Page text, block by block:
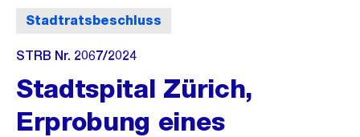
Stadtratsbeschluss
STRB Nr. 2067/2024
Stadtspital Zürich,
Erprobung eines